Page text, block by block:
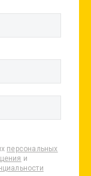
персональных
и